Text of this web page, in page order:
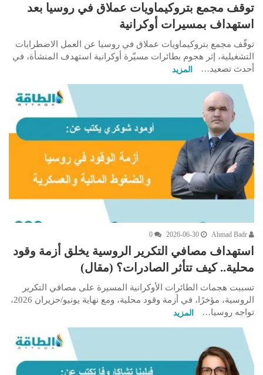
توقف مجمع بتروكيماويات عملاق في روسيا بعد
استهداف بمسيرات أوكرانية
توقّف مجمع بتروكيماويات عملاق في روسيا عن العمل الاضطرابات
التشغيلية، إثر هجوم بطائرات مسيّرة أوكرانية استهدف المنشأة، في
أحدث تصعيد…
المزيد
2026-06-30
0
استهداف مصافي التكرير الروسية يخلق أزمة وقود
محلية.. كيف تتأثر الصادرات؟ (مقال)
تسببت هجمات الطائرات الأوكرانية المسيرة على مصافي التكرير
الروسية، مؤخرًا، في أزمة وقود محلية، ومع نهاية يونيو/حزيران 2026،
تواجه روسيا…
المزيد